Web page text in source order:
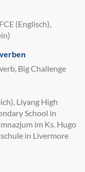
(Englisch),
Big Challenge
Liyang High
School in
im Ks. Hugo
in Livermore